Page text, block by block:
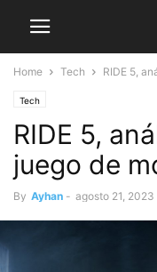
Home Tech RIDE 5,
Tech
RIDE 5,
juego de
By Ayhan - agosto 21, 2023